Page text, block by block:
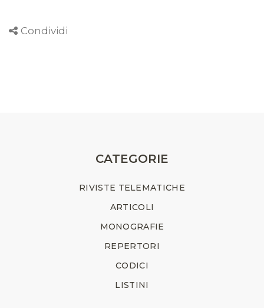
Condividi
CATEGORIE
RIVISTE TELEMATICHE
ARTICOLI
MONOGRAFIE
REPERTORI
CODICI
LISTINI